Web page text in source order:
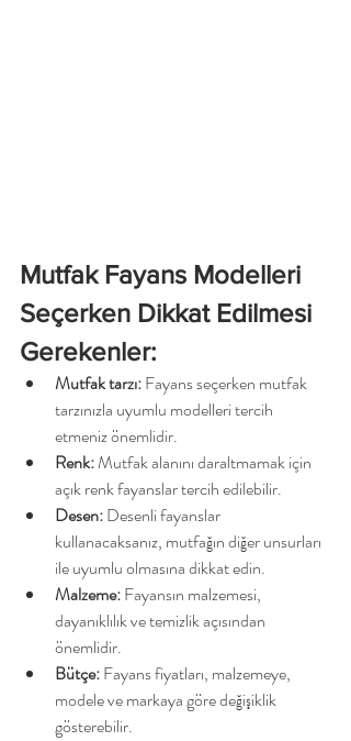
Mutfak Fayans Modelleri
Seçerken Dikkat Edilmesi
Gerekenler:
Mutfak tarzı: Fayans seçerken mutfak
tarzınızla uyumlu modelleri tercih
etmeniz önemlidir.
Renk: Mutfak alanını daraltmamak için
açık renk fayanslar tercih edilebilir.
Desen: Desenli fayanslar
kullanacaksanız, mutfağın diğer unsurları
ile uyumlu olmasına dikkat edin.
Malzeme: Fayansın malzemesi,
dayanıklılık ve temizlik açısından
önemlidir.
Bütçe: Fayans fiyatları, malzemeye,
modele ve markaya göre değişiklik
gösterebilir.